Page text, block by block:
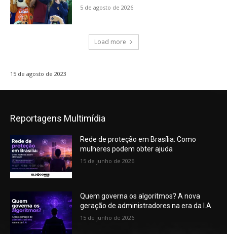
5 de agosto de 2026
Load more
15 de agosto de 2023
Reportagens Multimídia
Rede de proteção em Brasília: Como
mulheres podem obter ajuda
15 de junho de 2026
Quem governa os algoritmos? A nova
geração de administradores na era da I.A
15 de junho de 2026